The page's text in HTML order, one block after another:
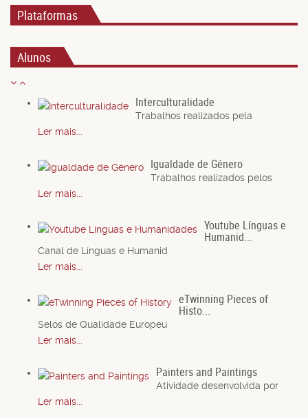
Plataformas
Alunos
Interculturalidade
Trabalhos realizados pela
Ler mais...
Igualdade de Género
Trabalhos realizados pelos
Ler mais...
Youtube Línguas e
Humanid...
Canal de Línguas e Humanid
Ler mais...
eTwinning Pieces of
Histo...
Selos de Qualidade Europeu
Ler mais...
Painters and Paintings
Atividade desenvolvida por
Ler mais...